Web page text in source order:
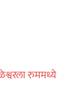
रुममध्ये